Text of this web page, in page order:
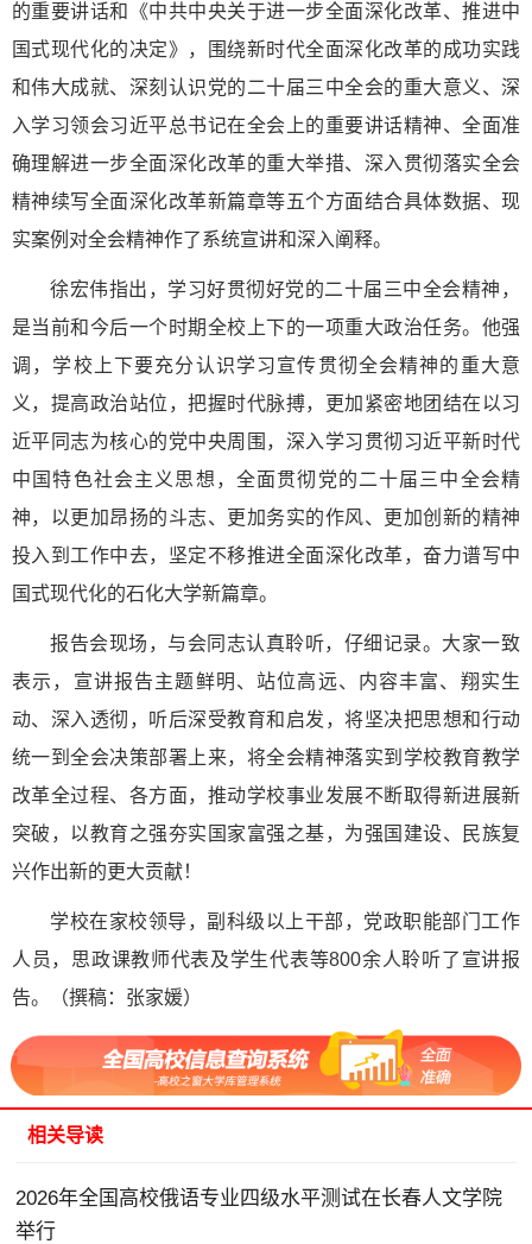
的重要讲话和《中共中央关于进一步全面深化改革、推进中
国式现代化的决定》，围绕新时代全面深化改革的成功实践
和伟大成就、深刻认识党的二十届三中全会的重大意义、深
入学习领会习近平总书记在全会上的重要讲话精神、全面准
确理解进一步全面深化改革的重大举措、深入贯彻落实全会
精神续写全面深化改革新篇章等五个方面结合具体数据、现
实案例对全会精神作了系统宣讲和深入阐释。
徐宏伟指出，学习好贯彻好党的二十届三中全会精神，
是当前和今后一个时期全校上下的一项重大政治任务。他强
调，学校上下要充分认识学习宣传贯彻全会精神的重大意
义，提高政治站位，把握时代脉搏，更加紧密地团结在以习
近平同志为核心的党中央周围，深入学习贯彻习近平新时代
中国特色社会主义思想，全面贯彻党的二十届三中全会精
神，以更加昂扬的斗志、更加务实的作风、更加创新的精神
投入到工作中去，坚定不移推进全面深化改革，奋力谱写中
国式现代化的石化大学新篇章。
报告会现场，与会同志认真聆听，仔细记录。大家一致
表示，宣讲报告主题鲜明、站位高远、内容丰富、翔实生
动、深入透彻，听后深受教育和启发，将坚决把思想和行动
统一到全会决策部署上来，将全会精神落实到学校教育教学
改革全过程、各方面，推动学校事业发展不断取得新进展新
突破，以教育之强夯实国家富强之基，为强国建设、民族复
兴作出新的更大贡献！
学校在家校领导，副科级以上干部，党政职能部门工作
人员，思政课教师代表及学生代表等800余人聆听了宣讲报
告。（撰稿：张家媛）
相关导读
2026年全国高校俄语专业四级水平测试在长春人文学院
举行